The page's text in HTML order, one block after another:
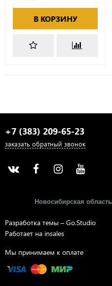
В КОРЗИНУ
+7 (383) 209-65-23
заказать обратный звонок
Новосибирская
Разработка темы – Go.Studio
Работает на insales
Мы принимаем к оплате